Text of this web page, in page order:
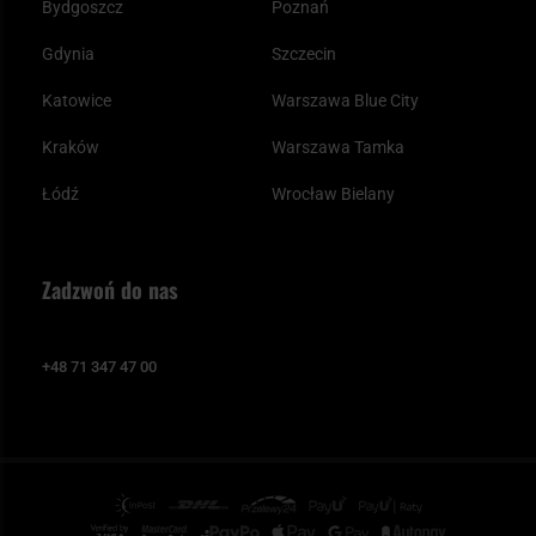
Bydgoszcz
Gdynia
Katowice
Kraków
Łódź
Poznań
Szczecin
Warszawa Blue City
Warszawa Tamka
Wrocław Bielany
Zadzwoń do nas
+48 71 347 47 00